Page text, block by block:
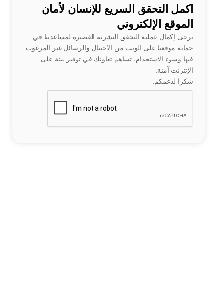
اكمل التحقق السريع للإنسان لأمان
الموقع الإلكتروني
يرجى إكمال عملية التحقق البشرية القصيرة لمساعدتنا في
حماية موقعنا على الويب من الاحتيال والرسائل غير المرغوب
فيها وسوء الاستخدام. تساهم تعاونك في توفير بيئة على
الإنترنت آمنة.
شكرا لدعمكم.